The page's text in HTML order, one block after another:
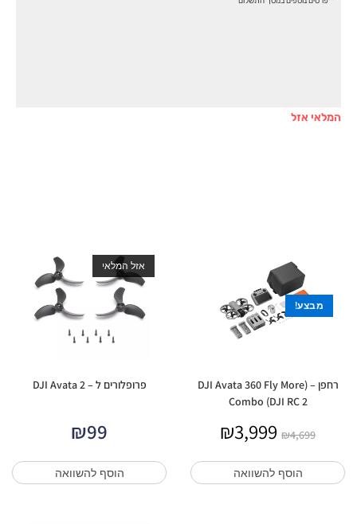
המלאי אזל
מבצע!
רחפן – (DJI Avata 360 Fly More
Combo (DJI RC 2
₪4,699
₪3,999
הוסף להשוואה
אזל המלאי
פרופלורים ל – DJI Avata 2
₪99
הוסף להשוואה